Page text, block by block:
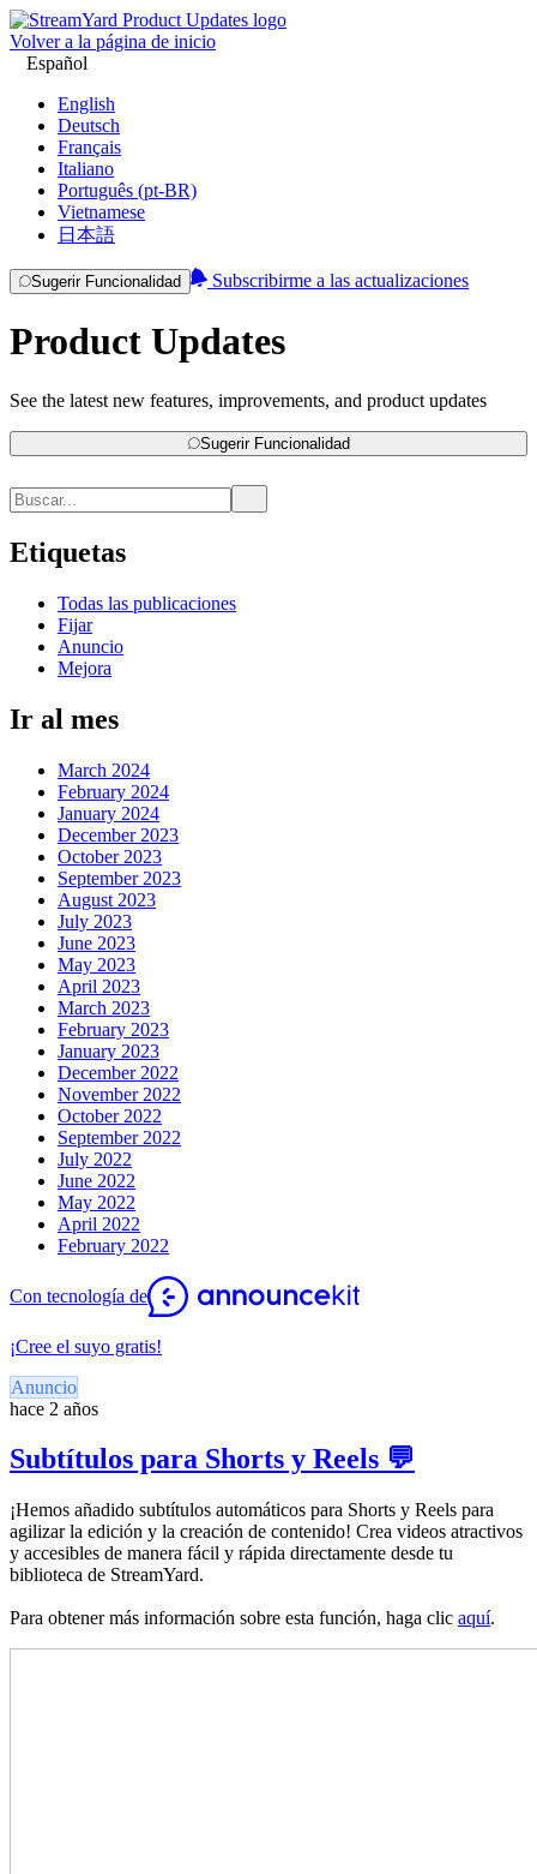
Volver a la página de inicio
Español
English
Deutsch
Français
Italiano
Português (pt-BR)
Vietnamese
日本語
Sugerir Funcionalidad Subscribirme a las actualizaciones
Product Updates
See the latest new features, improvements, and product updates
Sugerir Funcionalidad
Etiquetas
Todas las publicaciones
Fijar
Anuncio
Mejora
Ir al mes
March 2024
February 2024
January 2024
December 2023
October 2023
September 2023
August 2023
July 2023
June 2023
May 2023
April 2023
March 2023
February 2023
January 2023
December 2022
November 2022
October 2022
September 2022
July 2022
June 2022
May 2022
April 2022
February 2022
Con tecnología de
¡Cree el suyo gratis!
Anuncio
hace 2 años
Subtítulos para Shorts y Reels 💬
¡Hemos añadido subtítulos automáticos para Shorts y Reels para
agilizar la edición y la creación de contenido! Crea videos atractivos
y accesibles de manera fácil y rápida directamente desde tu
biblioteca de StreamYard.
Para obtener más información sobre esta función, haga clic aquí.